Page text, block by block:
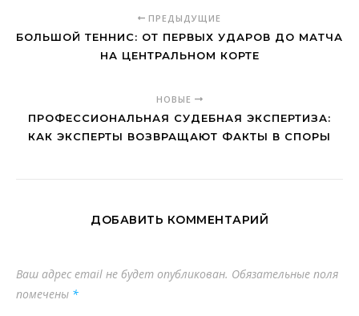
ПРЕДЫДУЩИЕ
БОЛЬШОЙ ТЕННИС: ОТ ПЕРВЫХ УДАРОВ ДО МАТЧА
НА ЦЕНТРАЛЬНОМ КОРТЕ
НОВЫЕ
ПРОФЕССИОНАЛЬНАЯ СУДЕБНАЯ ЭКСПЕРТИЗА:
КАК ЭКСПЕРТЫ ВОЗВРАЩАЮТ ФАКТЫ В СПОРЫ
ДОБАВИТЬ КОММЕНТАРИЙ
Ваш адрес email не будет опубликован. Обязательные поля
помечены *